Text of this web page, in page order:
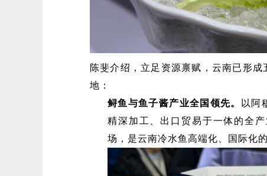
陈斐介绍，立足资源禀赋，云南已形
地：
鲟鱼与鱼子酱产业全国领先。 以阿
精深加工、出口贸易于一体的全
场，是云南冷水鱼高端化、国际化的